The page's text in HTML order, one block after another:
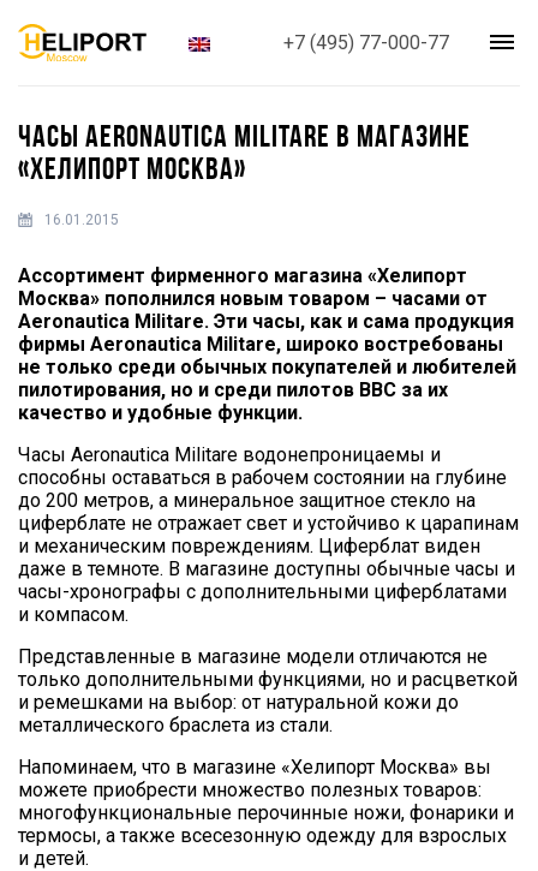
+7 (495) 77-000-77
ЧАСЫ AERONAUTICA MILITARE В МАГАЗИНЕ
«ХЕЛИПОРТ МОСКВА»
16.01.2015
Ассортимент фирменного магазина «Хелипорт
Москва» пополнился новым товаром – часами от
Aeronautica Militare. Эти часы, как и сама продукция
фирмы Aeronautica Militare, широко востребованы
не только среди обычных покупателей и любителей
пилотирования, но и среди пилотов ВВС за их
качество и удобные функции.
Часы Aeronautica Militare водонепроницаемы и
способны оставаться в рабочем состоянии на глубине
до 200 метров, а минеральное защитное стекло на
циферблате не отражает свет и устойчиво к царапинам
и механическим повреждениям. Циферблат виден
даже в темноте. В магазине доступны обычные часы и
часы-хронографы с дополнительными циферблатами
и компасом.
Представленные в магазине модели отличаются не
только дополнительными функциями, но и расцветкой
и ремешками на выбор: от натуральной кожи до
металлического браслета из стали.
Напоминаем, что в магазине «Хелипорт Москва» вы
можете приобрести множество полезных товаров:
многофункциональные перочинные ножи, фонарики и
термосы, а также всесезонную одежду для взрослых
и детей.